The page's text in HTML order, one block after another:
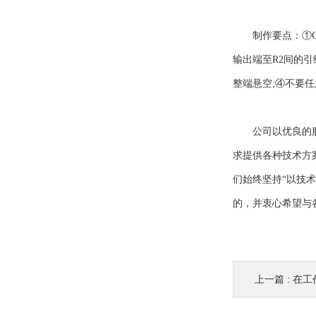
制作要点：①C2
输出端至R2间的
整端悬空;④不要任
公司以优良的服
求提供各种技术方
们始终坚持“以技
的，并衷心希望与
上一篇 : 在工